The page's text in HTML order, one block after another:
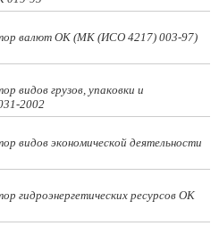
валют ОК (МК (ИСО 4217) 003-97)
видов грузов, упаковки и
2002
видов экономической деятельности
гидроэнергетических ресурсов ОК